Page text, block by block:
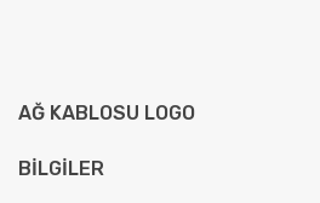
AĞ KABLOSU LOGO
BILGILER